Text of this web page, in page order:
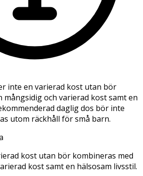
inte en varierad kost utan bör
mångsidig och varierad kost samt en
daglig dos bör inte
utom räckhåll för små barn.
kost utan bör kombineras med
kost samt en hälsosam livsstil.